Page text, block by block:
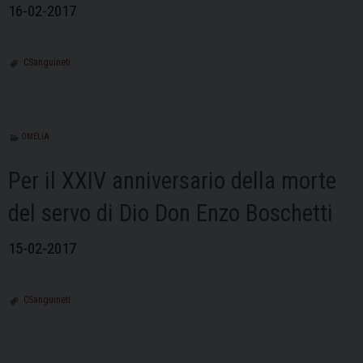
16-02-2017
CSanguineti
OMELIA
Per il XXIV anniversario della morte
del servo di Dio Don Enzo Boschetti
15-02-2017
CSanguineti